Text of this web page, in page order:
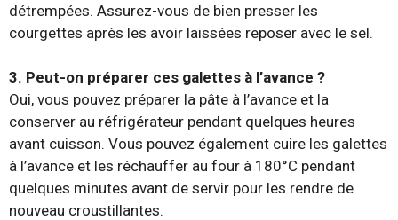
détrempées. Assurez-vous de bien presser les
courgettes après les avoir laissées reposer avec le sel.
3. Peut-on préparer ces galettes à l’avance ?
Oui, vous pouvez préparer la pâte à l’avance et la
conserver au réfrigérateur pendant quelques heures
avant cuisson. Vous pouvez également cuire les galettes
à l’avance et les réchauffer au four à 180°C pendant
quelques minutes avant de servir pour les rendre de
nouveau croustillantes.